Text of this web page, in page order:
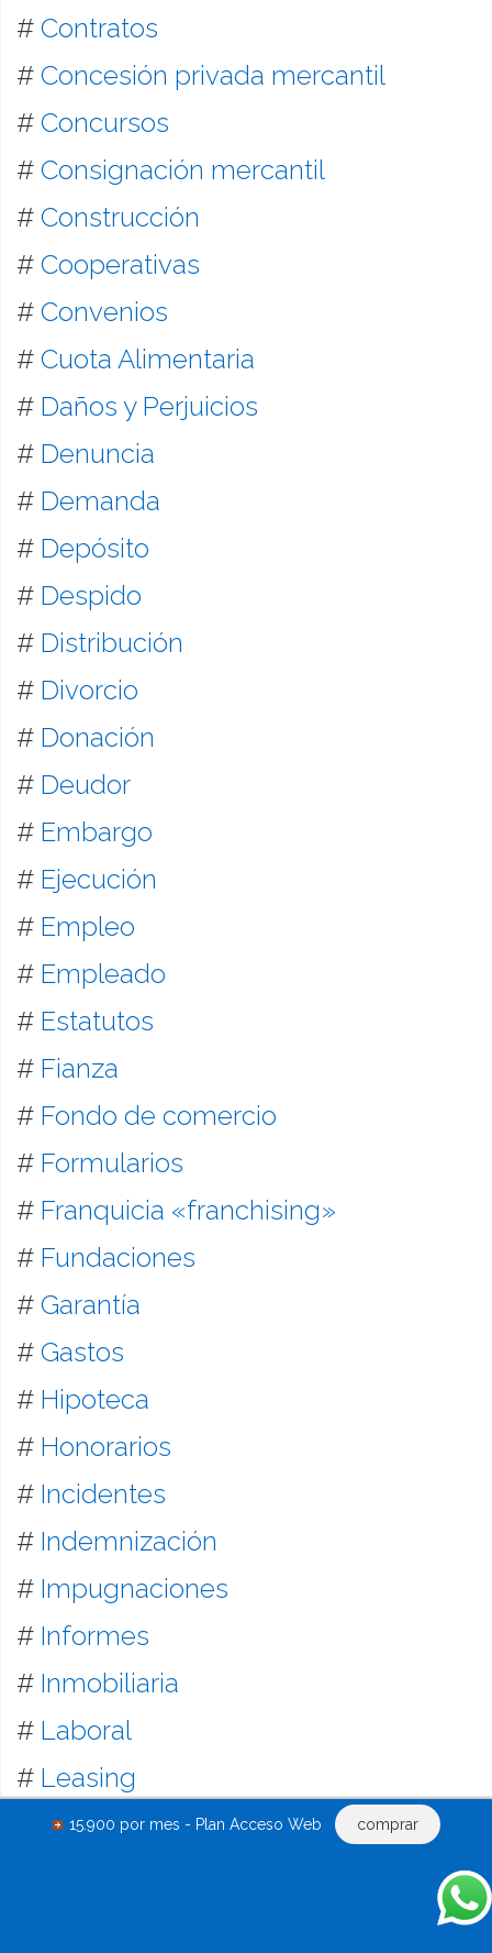
15.900 por mes - Plan Acceso Web comprar
# Contratos
# Concesión privada mercantil
# Concursos
# Consignación mercantil
# Construcción
# Cooperativas
# Convenios
# Cuota Alimentaria
# Daños y Perjuicios
# Denuncia
# Demanda
# Depósito
# Despido
# Distribución
# Divorcio
# Donación
# Deudor
# Embargo
# Ejecución
# Empleo
# Empleado
# Estatutos
# Fianza
# Fondo de comercio
# Formularios
# Franquicia «franchising»
# Fundaciones
# Garantía
# Gastos
# Hipoteca
# Honorarios
# Incidentes
# Indemnización
# Impugnaciones
# Informes
# Inmobiliaria
# Laboral
# Leasing
Liquidación